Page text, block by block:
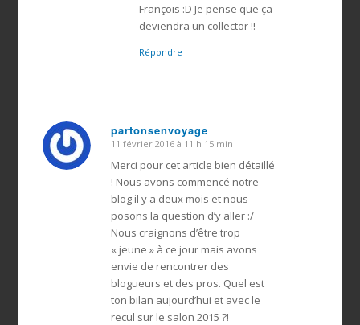
François :D Je pense que ça
deviendra un collector !!
Répondre
partonsenvoyage
dit
:
11 février 2016 à 11 h 15 min
Merci pour cet article bien détaillé
! Nous avons commencé notre
blog il y a deux mois et nous
posons la question d’y aller :/
Nous craignons d’être trop
« jeune » à ce jour mais avons
envie de rencontrer des
blogueurs et des pros. Quel est
ton bilan aujourd’hui et avec le
recul sur le salon 2015 ?!